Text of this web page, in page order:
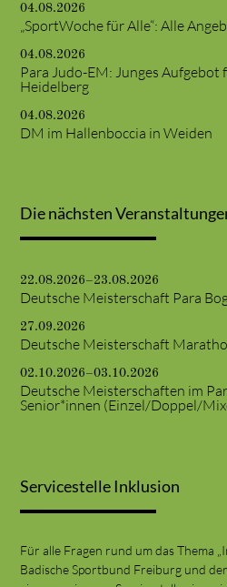
04.08.2026
„SportWoche für Alle“: Alle
04.08.2026
Para Judo-EM: Junges Aufgebot
Heidelberg
04.08.2026
DM im Hallenboccia in Weiden
Die nächsten
22.08.2026–23.08.2026
Deutsche Meisterschaft Para
27.09.2026
Deutsche Meisterschaft
02.10.2026–03.10.2026
Deutsche Meisterschaften im
Senior*innen (Einzel/Doppel/
Servicestelle Inklusion
Für alle Fragen rund um das Thema
Badische Sportbund Freiburg und